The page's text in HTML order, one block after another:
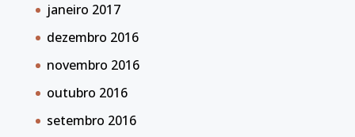
janeiro 2017
dezembro 2016
novembro 2016
outubro 2016
setembro 2016